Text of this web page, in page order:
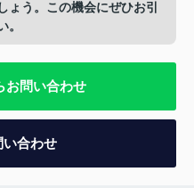
ょう。この機会にぜひお引
。
お問い合わせ
い合わせ